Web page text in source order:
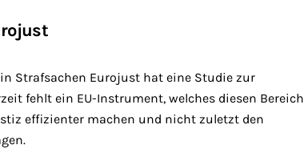
Strafsachen Eurojust hat eine Studie zur
fehlt ein EU-Instrument, welches diesen Bereich
effizienter machen und nicht zuletzt den